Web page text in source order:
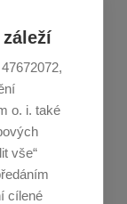
o. i. také
vše“
cílené